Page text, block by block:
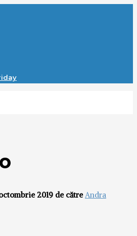
2019 de către Andra